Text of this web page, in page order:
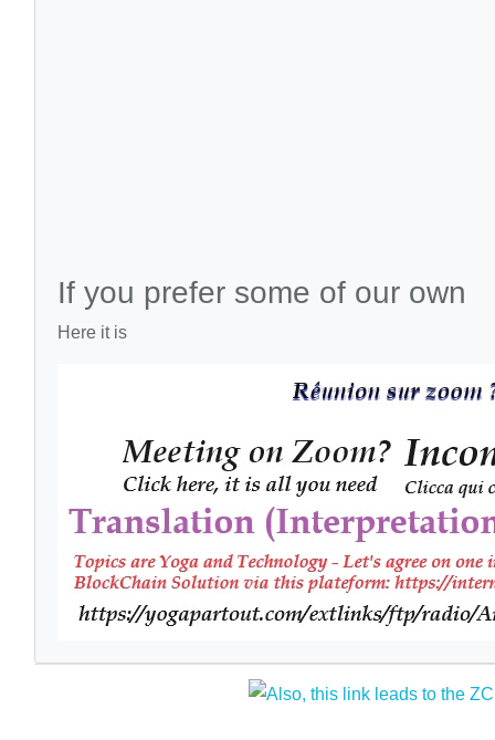
If you prefer some of our own
Here it is